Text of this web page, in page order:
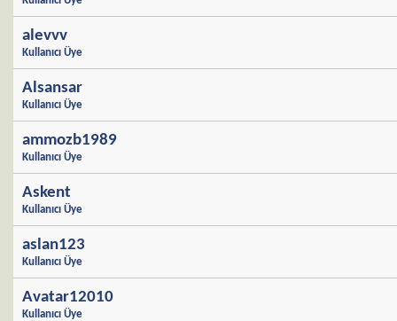
alevvv
Kullanıcı Üye
Alsansar
Kullanıcı Üye
ammozb1989
Kullanıcı Üye
Askent
Kullanıcı Üye
aslan123
Kullanıcı Üye
Avatar12010
Kullanıcı Üye